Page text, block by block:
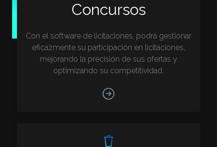
Concursos
Con el software de licitaciones, podrá gestionar
eficazmente su participación en licitaciones,
mejorando la precisión de sus ofertas y
optimizando su competitividad.